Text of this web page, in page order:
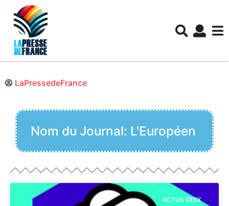
LaPressedeFrance
Nom du Journal: L'Européen
ACTUS GEEK